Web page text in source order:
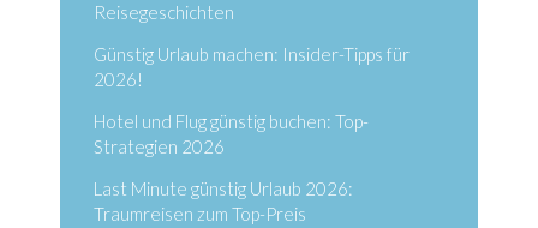
Reisegeschichten
Günstig Urlaub machen: Insider-Tipps für
2026!
Hotel und Flug günstig buchen: Top-
Strategien 2026
Last Minute günstig Urlaub 2026:
Traumreisen zum Top-Preis